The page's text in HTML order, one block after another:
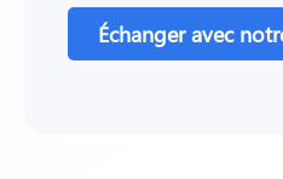
Échanger avec